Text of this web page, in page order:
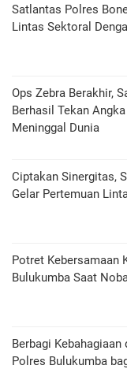
Satlantas Polres
Lintas Sektoral
Ops Zebra Berakhir,
Berhasil Tekan
Meninggal Dunia
Ciptakan Sinergitas,
Gelar Pertemuan
Potret Kebersamaan
Bulukumba Saat
Berbagi
Polres Bulukumba